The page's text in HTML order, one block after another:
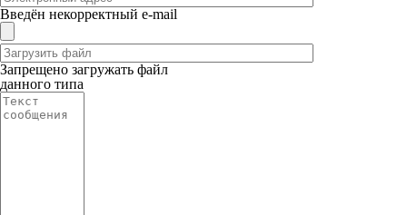
Введён некорректный e-mail
Запрещено загружать файл
данного типа